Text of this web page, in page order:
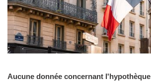
Aucune donnée concernant l'hypothèque